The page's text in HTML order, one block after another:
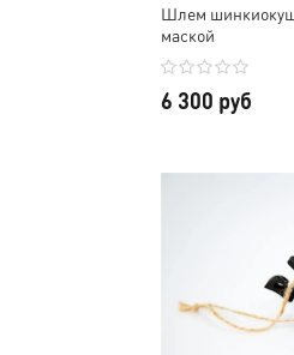
Шлем
маской
6 300 руб